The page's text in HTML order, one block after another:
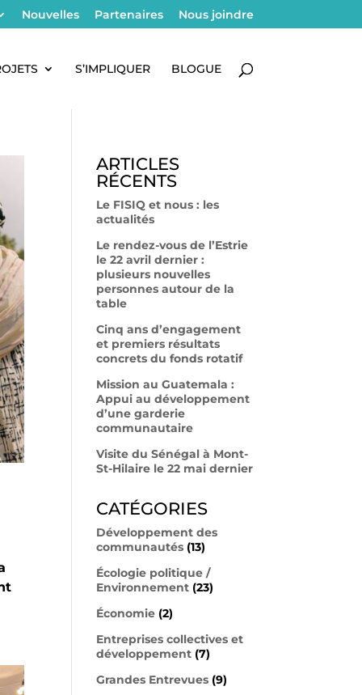
Nouvelles Partenaires Nous joindre
S’IMPLIQUER BLOGUE
ARTICLES
RÉCENTS
Le FISIQ et nous : les
actualités
Le rendez-vous de l’Estrie
le 22 avril dernier :
plusieurs nouvelles
personnes autour de la
table
Cinq ans d’engagement
et premiers résultats
concrets du fonds rotatif
Mission au Guatemala :
Appui au développement
d’une garderie
communautaire
Visite du Sénégal à Mont-
St-Hilaire le 22 mai dernier
CATÉGORIES
Développement des
communautés (13)
Écologie politique /
Environnement (23)
Économie (2)
Entreprises collectives et
développement (7)
Grandes Entrevues (9)